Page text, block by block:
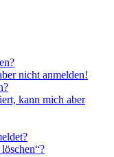
nicht anmelden!
kann mich aber